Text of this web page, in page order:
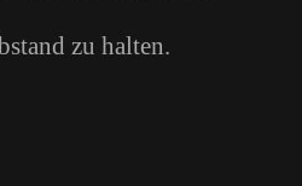
zu halten.